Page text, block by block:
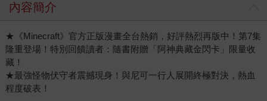
內容簡介
★《Minecraft》官方正版漫畫全台熱銷，好評熱烈再版中！第7集
隆重登場！特別回饋讀者：隨書附贈「阿神典藏金閃卡」限量收
藏！
★最強怪物伏守者震撼現身！與尼可一行人展開終極對決，熱血
程度破表！